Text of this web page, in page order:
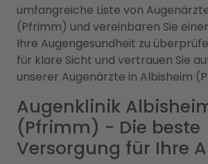
umfangreiche Liste von
(Pfrimm) und vereinbaren Sie
Ihre Augengesundheit zu
für klare Sicht und vertrauen Sie
unserer Augenärzte in Albisheim
Augenklinik
(Pfrimm) - Die beste
Versorgung für Ihre